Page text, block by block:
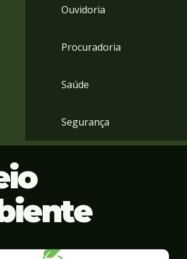
Ouvidoria
Procuradoria
Saúde
Segurança